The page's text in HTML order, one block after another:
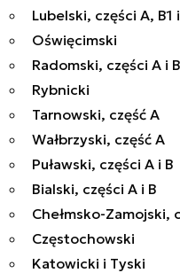
Lubelski, części A, B1
Oświęcimski
Radomski, części A i B
Rybnicki
Tarnowski, część A
Wałbrzyski, część A
Puławski, części A i B
Bialski, części A i B
Chełmsko-Zamojski,
Częstochowski
Katowicki i Tyski